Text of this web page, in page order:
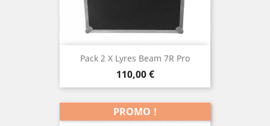
Pack 2 X Lyres Beam 7R Pro
Prix
110,00 €
PROMO !